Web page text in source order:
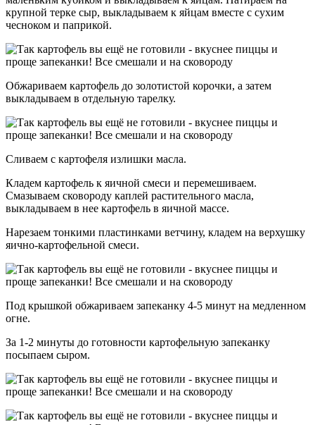
крупной терке сыр, выкладываем к яйцам вместе с сухим
чесноком и паприкой.
Обжариваем картофель до золотистой корочки, а затем
выкладываем в отдельную тарелку.
Сливаем с картофеля излишки масла.
Кладем картофель к яичной смеси и перемешиваем.
Смазываем сковороду каплей растительного масла,
выкладываем в нее картофель в яичной массе.
Нарезаем тонкими пластинками ветчину, кладем на верхушку
яично-картофельной смеси.
Под крышкой обжариваем запеканку 4-5 минут на медленном
огне.
За 1-2 минуты до готовности картофельную запеканку
посыпаем сыром.